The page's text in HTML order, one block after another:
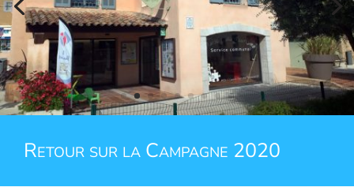
Retour sur la Campagne 2020